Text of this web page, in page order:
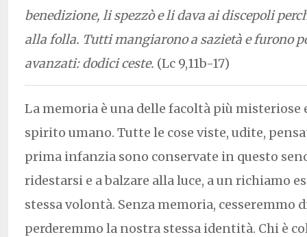
benedizione, li spezzò e li dava ai discepoli
alla folla. Tutti mangiarono a sazietà e furono
avanzati: dodici ceste. (Lc 9,11b-17)
La memoria è una delle facoltà più misteriose
spirito umano. Tutte le cose viste, udite,
prima infanzia sono conservate in questo
ridestarsi e a balzare alla luce, a un richiamo
stessa volontà. Senza memoria, cesseremmo
perderemmo la nostra stessa identità. Chi è